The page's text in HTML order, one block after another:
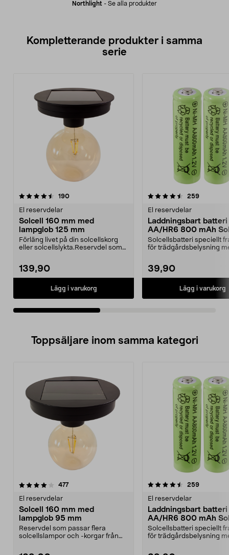
Northlight - Se alla produkter
Kompletterande produkter i samma
serie
190recensioner
El reservdelar
Solcell 160 mm med
lampglob 125 mm
Förläng livet på din solcellskorg
eller solcellslykta.Reservdel som
139,90
Lägg i varukorg
4.5av 5 stjärnor 259
El reservdelar
Laddningsbart batteri
AA/HR6 800 mAh
pack
Solcellsbatteri speciellt
för trädgårdsbelysning
39,90
Lägg i varukorg
3.5av 5 stjärnor
Toppsäljare inom samma kategori
477recensioner
El reservdelar
Solcell 160 mm med
lampglob 95 mm
Reservdel som passar flera
solcellslampor och -korgar från
4.5 av 5 stjärnor 259
El reservdelar
Laddningsbart batteri
AA/HR6 800 mAh
pack
Solcellsbatteri speciellt
för trädgårdsbelysning
4.5 av 5 stjärnor